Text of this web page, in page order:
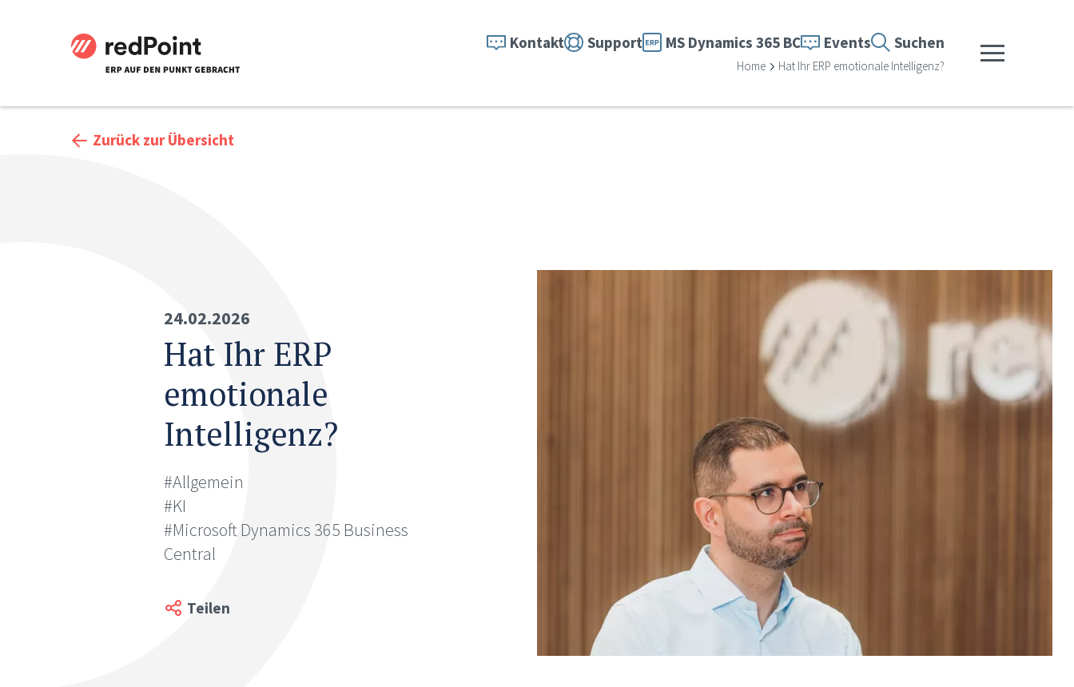
Kontakt Support MS Dynamics 365 BC Events Suchen
Home Hat Ihr ERP emotionale Intelligenz? Menü
Zurück zur Übersicht
24.02.2026
Hat Ihr ERP
emotionale
Intelligenz?
#Allgemein
#KI
#Microsoft Dynamics 365 Business
Central
Teilen